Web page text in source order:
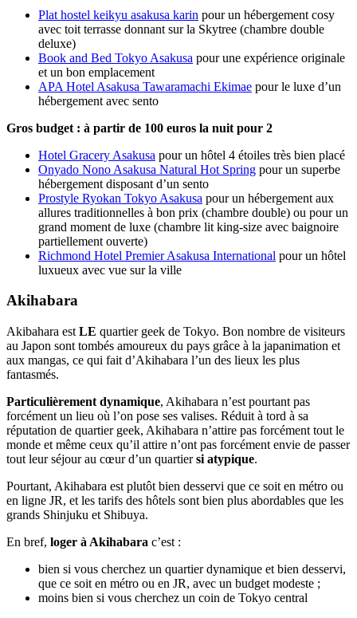
Plat hostel keikyu asakusa karin pour un hébergement cosy
avec toit terrasse donnant sur la Skytree (chambre double
deluxe)
Book and Bed Tokyo Asakusa pour une expérience originale
et un bon emplacement
APA Hotel Asakusa Tawaramachi Ekimae pour le luxe d’un
hébergement avec sento
Gros budget : à partir de 100 euros la nuit pour 2
Hotel Gracery Asakusa pour un hôtel 4 étoiles très bien placé
Onyado Nono Asakusa Natural Hot Spring pour un superbe
hébergement disposant d’un sento
Prostyle Ryokan Tokyo Asakusa pour un hébergement aux
allures traditionnelles à bon prix (chambre double) ou pour un
grand moment de luxe (chambre lit king-size avec baignoire
partiellement ouverte)
Richmond Hotel Premier Asakusa International pour un hôtel
luxueux avec vue sur la ville
Akihabara
Akibahara est LE quartier geek de Tokyo. Bon nombre de visiteurs
au Japon sont tombés amoureux du pays grâce à la japanimation et
aux mangas, ce qui fait d’Akihabara l’un des lieux les plus
fantasmés.
Particulièrement dynamique, Akihabara n’est pourtant pas
forcément un lieu où l’on pose ses valises. Réduit à tord à sa
réputation de quartier geek, Akihabara n’attire pas forcément tout le
monde et même ceux qu’il attire n’ont pas forcément envie de passer
tout leur séjour au cœur d’un quartiersi atypique.
Pourtant, Akihabara est plutôt bien desservi que ce soit en métro ou
en ligne JR, et les tarifs des hôtels sont bien plus abordables que les
grands Shinjuku et Shibuya.
En bref, loger à Akihabara c’est :
bien si vous cherchez un quartier dynamique et bien desservi,
que ce soit en métro ou en JR, avec un budget modeste ;
moins bien si vous cherchez un coin de Tokyo central